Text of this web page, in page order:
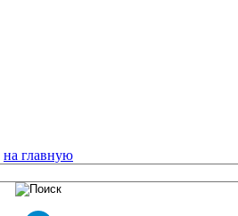
на главную